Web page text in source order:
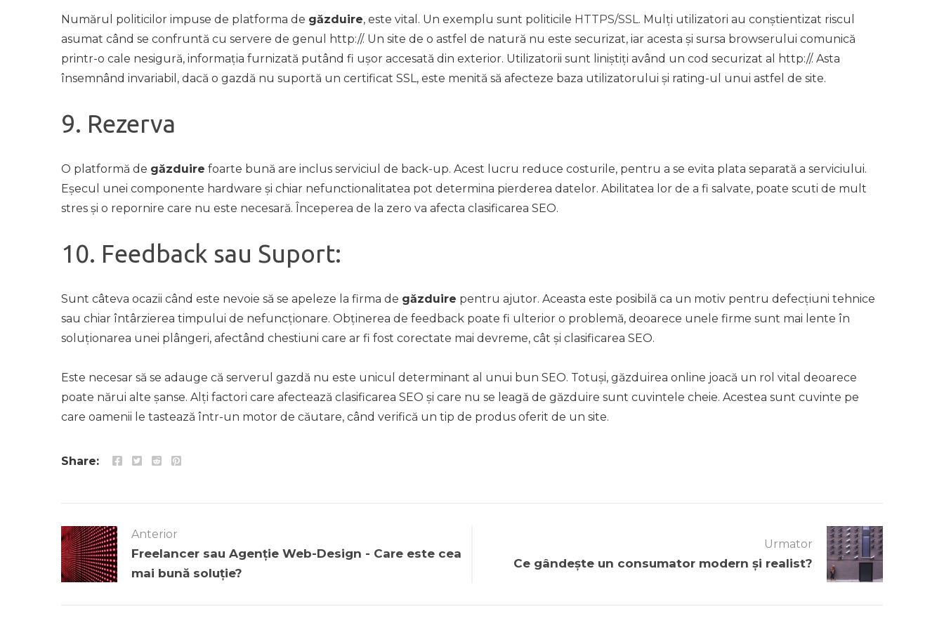
Numărul politicilor impuse de platforma de găzduire, este vital. Un exemplu sunt politicile HTTPS/SSL. Mulți utilizatori au conștientizat riscul
asumat când se confruntă cu servere de genul http://. Un site de o astfel de natură nu este securizat, iar acesta și sursa browserului comunică
printr-o cale nesigură, informația furnizată putând fi ușor accesată din exterior. Utilizatorii sunt liniștiți având un cod securizat al http://. Asta
însemnând invariabil, dacă o gazdă nu suportă un certificat SSL, este menită să afecteze baza utilizatorului și rating-ul unui astfel de site.
9. Rezerva
O platformă de găzduire foarte bună are inclus serviciul de back-up. Acest lucru reduce costurile, pentru a se evita plata separată a serviciului.
Eșecul unei componente hardware și chiar nefunctionalitatea pot determina pierderea datelor. Abilitatea lor de a fi salvate, poate scuti de mult
stres și o repornire care nu este necesară. Începerea de la zero va afecta clasificarea SEO.
10. Feedback sau Suport:
Sunt câteva ocazii când este nevoie să se apeleze la firma de găzduire pentru ajutor. Aceasta este posibilă ca un motiv pentru defecțiuni tehnice
sau chiar întârzierea timpului de nefuncționare. Obținerea de feedback poate fi ulterior o problemă, deoarece unele firme sunt mai lente în
soluționarea unei plângeri, afectând chestiuni care ar fi fost corectate mai devreme, cât și clasificarea SEO.
Este necesar să se adauge că serverul gazdă nu este unicul determinant al unui bun SEO. Totuși, găzduirea online joacă un rol vital deoarece
poate nărui alte șanse. Alți factori care afectează clasificarea SEO și care nu se leagă de găzduire sunt cuvintele cheie. Acestea sunt cuvinte pe
care oamenii le tastează într-un motor de căutare, când verifică un tip de produs oferit de un site.
Share:
Anterior
Freelancer sau Agenție Web-Design - Care este cea
mai bună soluție?
Urmator
Ce gândeşte un consumator modern și realist?